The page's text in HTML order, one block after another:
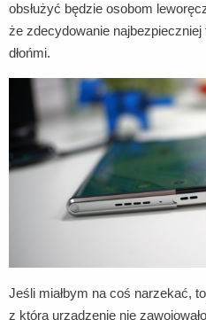
obsłużyć będzie osobom
że zdecydowanie
dłońmi.
Jeśli miałbym na coś narzekać,
z którą urządzenie nie